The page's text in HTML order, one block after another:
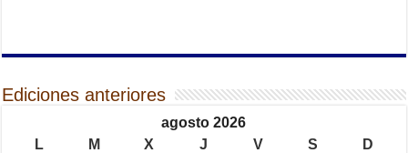
Ediciones anteriores
agosto 2026
L
M X J V S
D